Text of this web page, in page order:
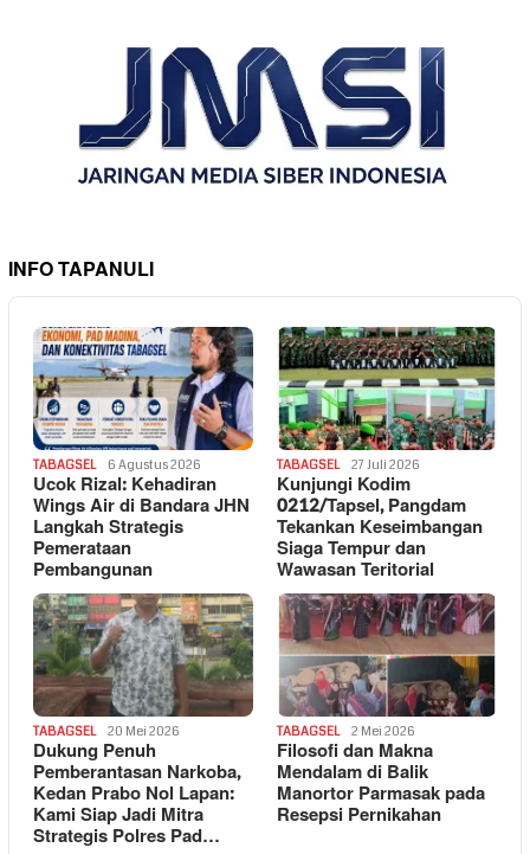
INFO TAPANULI
TABAGSEL 6 Agustus 2026
Ucok Rizal: Kehadiran
Wings Air di Bandara JHN
Langkah Strategis
Pemerataan
Pembangunan
TABAGSEL 27 Juli 2026
Kunjungi Kodim
0212/Tapsel, Pangdam
Tekankan Keseimbangan
Siaga Tempur dan
Wawasan Teritorial
TABAGSEL 20 Mei 2026
Dukung Penuh
Pemberantasan Narkoba,
Kedan Prabo Nol Lapan:
Kami Siap Jadi Mitra
Strategis Polres Pad…
TABAGSEL 2 Mei 2026
Filosofi dan Makna
Mendalam di Balik
Manortor Parmasak pada
Resepsi Pernikahan